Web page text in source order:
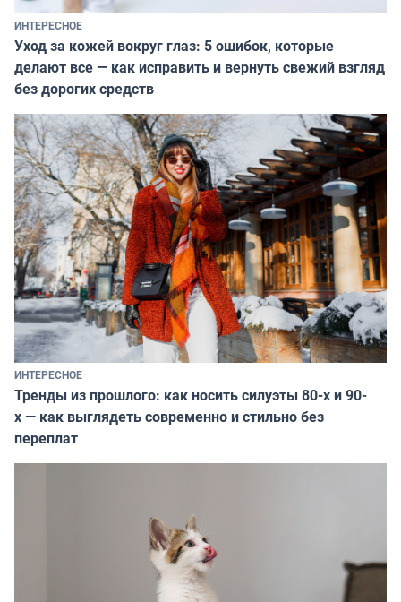
ИНТЕРЕСНОЕ
Уход за кожей вокруг глаз: 5 ошибок, которые
делают все — как исправить и вернуть свежий взгляд
без дорогих средств
ИНТЕРЕСНОЕ
Тренды из прошлого: как носить силуэты 80-х и 90-
х — как выглядеть современно и стильно без
переплат